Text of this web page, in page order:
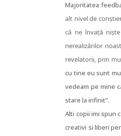
Majoritatea
alt nivel de
că ne învață
nerealizărilor
revelatorii, prin
cu tine eu sunt
vedeam pe mine
stare la infinit”.
Alti copii imi spun
creativi si liberi